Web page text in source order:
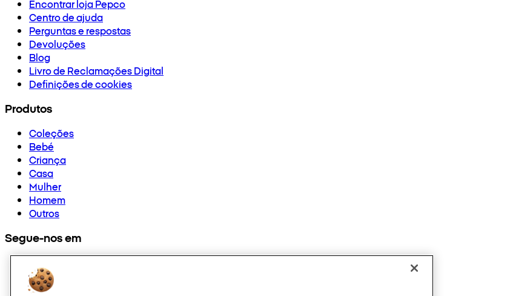
Encontrar loja Pepco
Centro de ajuda
Perguntas e respostas
Devoluções
Blog
Livro de Reclamações Digital
Definições de cookies
Produtos
Coleções
Bebé
Criança
Casa
Mulher
Homem
Outros
Segue-nos em